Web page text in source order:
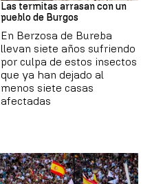
Las termitas arrasan con un
pueblo de Burgos
En Berzosa de Bureba
llevan siete años sufriendo
por culpa de estos insectos
que ya han dejado al
menos siete casas
afectadas